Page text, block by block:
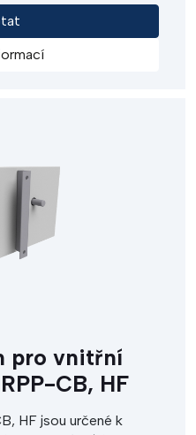
příhradový stožár.
táhly na
hřídeli přístroje.
pro vnitřní
CB, HF
HF jsou určené k